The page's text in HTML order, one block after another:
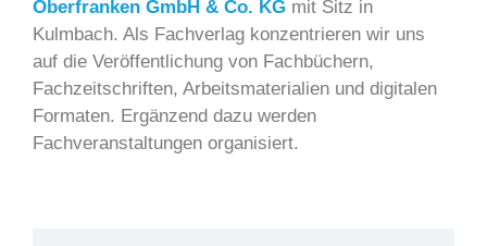
Oberfranken GmbH & Co. KG mit Sitz in
Kulmbach. Als Fachverlag konzentrieren wir uns
auf die Veröffentlichung von Fachbüchern,
Fachzeitschriften, Arbeitsmaterialien und digitalen
Formaten. Ergänzend dazu werden
Fachveranstaltungen organisiert.